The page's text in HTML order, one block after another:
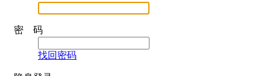
密 码
找回密码